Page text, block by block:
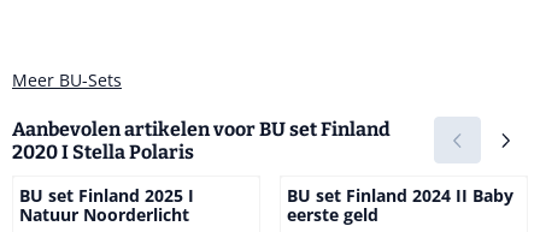
Meer BU-Sets
Aanbevolen artikelen voorBU set Finland
2020 I Stella Polaris
BU set Finland 2025 I
Natuur Noorderlicht
BU set Finland 2024 II Baby
eerste geld